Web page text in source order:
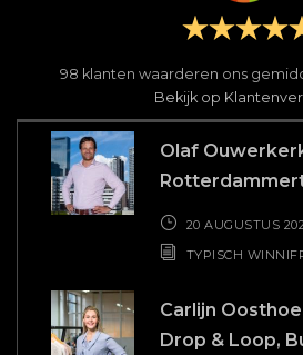
98 klanten waarderen ons
Bekijk op
Olaf
20 AUGUSTUS
TYPISCH
Carlijn
Drop & Loop,